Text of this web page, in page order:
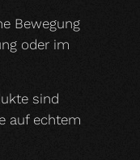
Bewegung
oder im
sind
auf echtem